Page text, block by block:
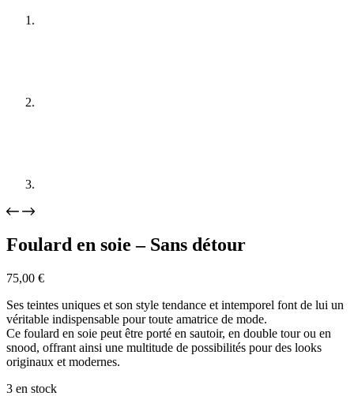
Foulard en soie – Sans détour
75,00 €
Ses teintes uniques et son style tendance et intemporel font de lui un
véritable indispensable pour toute amatrice de mode.
Ce foulard en soie peut être porté en sautoir, en double tour ou en
snood, offrant ainsi une multitude de possibilités pour des looks
originaux et modernes.
3 en stock